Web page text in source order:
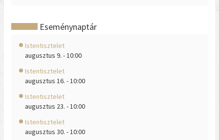
Eseménynaptár
Istentisztelet
augusztus 9. - 10:00
Istentisztelet
augusztus 16. - 10:00
Istentisztelet
augusztus 23. - 10:00
Istentisztelet
augusztus 30. - 10:00